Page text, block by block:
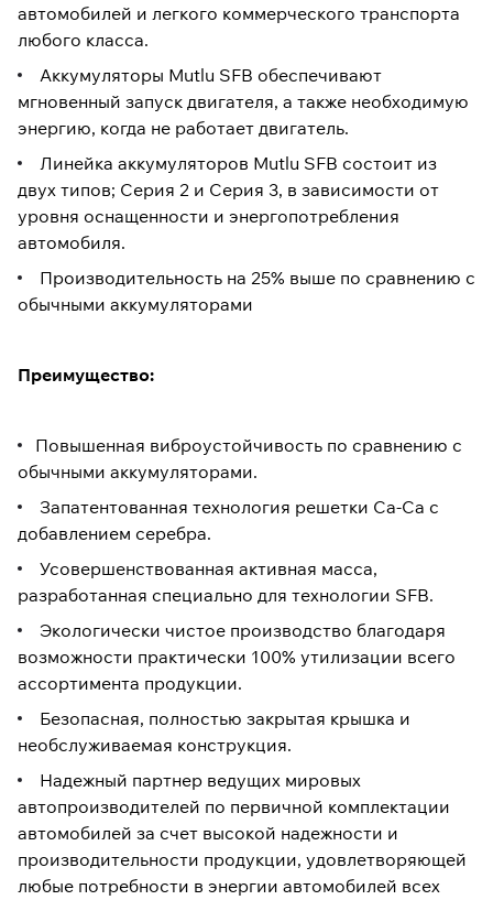
автомобилей и легкого коммерческого транспорта
любого класса.
Аккумуляторы Mutlu SFB обеспечивают
мгновенный запуск двигателя, а также необходимую
энергию, когда не работает двигатель.
Линейка аккумуляторов Mutlu SFB состоит из
двух типов; Серия 2 и Серия 3, в зависимости от
уровня оснащенности и энергопотребления
автомобиля.
Производительность на 25% выше по сравнению с
обычными аккумуляторами
Преимущество:
Повышенная виброустойчивость по сравнению с
обычными аккумуляторами.
Запатентованная технология решетки Ca-Ca с
добавлением серебра.
Усовершенствованная активная масса,
разработанная специально для технологии SFB.
Экологически чистое производство благодаря
возможности практически 100% утилизации всего
ассортимента продукции.
Безопасная, полностью закрытая крышка и
необслуживаемая конструкция.
Надежный партнер ведущих мировых
автопроизводителей по первичной комплектации
автомобилей за счет высокой надежности и
производительности продукции, удовлетворяющей
любые потребности в энергии автомобилей всех